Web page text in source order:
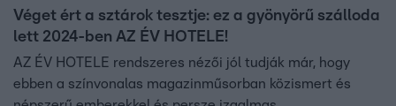
Véget ért a sztárok tesztje: ez a gyönyörű szálloda
lett 2024-ben AZ ÉV HOTELE!
AZ ÉV HOTELE rendszeres nézői jól tudják már, hogy
ebben a színvonalas magazinműsorban közismert és